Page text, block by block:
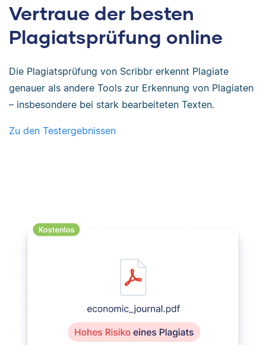
Vertraue der besten
Plagiatsprüfung online
Die Plagiatsprüfung von Scribbr erkennt Plagiate
genauer als andere Tools zur Erkennung von Plagiaten
– insbesondere bei stark bearbeiteten Texten.
Zu den Testergebnissen